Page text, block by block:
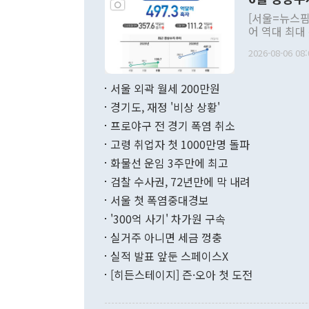
관의 대북
관 부처 장
관의 무리한
다. [정동영 통일부 장관이 지난달 23일 오후 서울 종로구 정부서울청사에
무너졌다고
함께 4자 대
"우리의 선
관은 업무
[서울=뉴스
어 역대 최
료=한국은행] 한국은행이 6일 발표한 '2026년 6월 국제수지(잠정)'
며 월간 기
196.9% 급
수출은
기록했지만
로 전환됐다.
2026-08-06
서울 외곽 월세 200만원
경기도, 재정 '비상 상황'
프로야구 전 경기 폭염 취소
고령 취업자 첫 1000만명 돌파
화물선 운임 3주만에 최고
검찰 수사권, 72년만에 막 내려
서울 첫 폭염중대경보
'300억 사기' 차가원 구속
실거주 아니면 세금 껑충
실적 발표 앞둔 스페이스X
[히든스테이지] 즌·오아 첫 도전